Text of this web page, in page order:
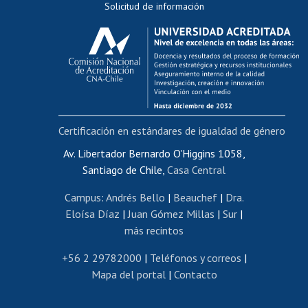
Evaluación docente
Calificación académica
Postulación al AUCAI
Funcionarias/os
Cursos internos de capacitación
Bienestar del personal
Portal de movilidad interna
Certificado de renta
Certificado de renta honorarios
Editar páginas blancas
Extranjeras/os
Revalidación y reconocimiento de títulos
Postulación al Programa de Movilidad Estudiantil
Solicitud de información
Av. Libertador Bernardo O'Higgins 1058,
Santiago de Chile, Casa Central
Campus: Andrés Bello | Beauchef| Dra.
Eloísa Díaz |Juan Gómez Millas | Sur |
más recintos
+56 2 29782000 | Teléfonos y correos |
Mapa del portal| Contacto
Certificación en estándares de igualdad de género